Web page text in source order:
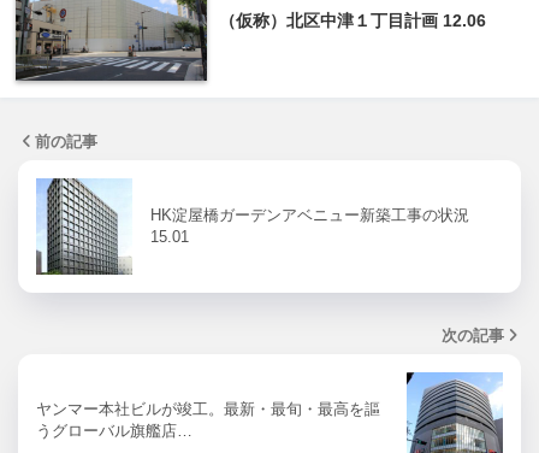
（仮称）北区中津１丁目計画 12.06
前の記事
HK淀屋橋ガーデンアベニュー新築工事の状況
15.01
次の記事
ヤンマー本社ビルが竣工。最新・最旬・最高を謳
うグローバル旗艦店…